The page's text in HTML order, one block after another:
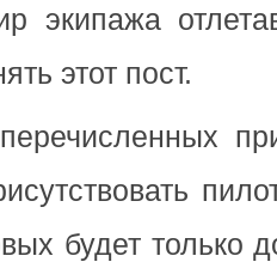
экипажа
этот пост.
будет только